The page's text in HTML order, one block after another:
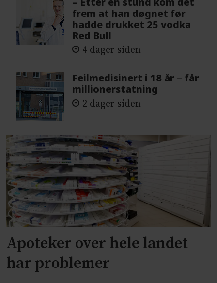
frem at han døgnet før
hadde drukket 25 vodka
Red Bull
4 dager siden
Feilmedisinert i 18 år – får
millionerstatning
2 dager siden
Apoteker over hele landet
har problemer